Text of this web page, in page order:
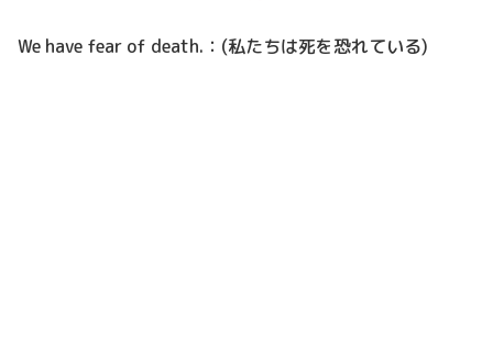
We have fear of death.：(私たちは死を恐れている)